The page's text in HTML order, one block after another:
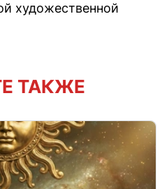
художественной
ТАКЖЕ